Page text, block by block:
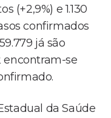
(+2,9%) e 1.130
confirmados
já são
encontram-se
da Saúde